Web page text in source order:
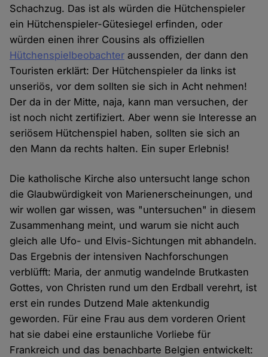
Schachzug. Das ist als würden die Hütchenspieler
ein Hütchenspieler-Gütesiegel erfinden, oder
würden einen ihrer Cousins als offiziellen
Hütchenspielbeobachter aussenden, der dann den
Touristen erklärt: Der Hütchenspieler da links ist
unseriös, vor dem sollten sie sich in Acht nehmen!
Der da in der Mitte, naja, kann man versuchen, der
ist noch nicht zertifiziert. Aber wenn sie Interesse an
seriösem Hütchenspiel haben, sollten sie sich an
den Mann da rechts halten. Ein super Erlebnis!
Die katholische Kirche also untersucht lange schon
die Glaubwürdigkeit von Marienerscheinungen, und
wir wollen gar wissen, was "untersuchen" in diesem
Zusammenhang meint, und warum sie nicht auch
gleich alle Ufo- und Elvis-Sichtungen mit abhandeln.
Das Ergebnis der intensiven Nachforschungen
verblüfft: Maria, der anmutig wandelnde Brutkasten
Gottes, von Christen rund um den Erdball verehrt, ist
erst ein rundes Dutzend Male aktenkundig
geworden. Für eine Frau aus dem vorderen Orient
hat sie dabei eine erstaunliche Vorliebe für
Frankreich und das benachbarte Belgien entwickelt: